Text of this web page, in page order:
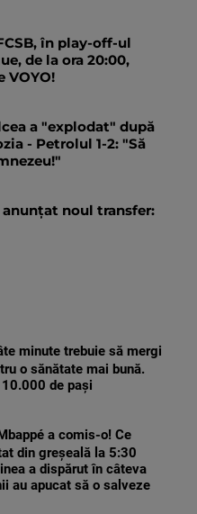
în play-off-ul
de la ora 20:00,
VOYO!
a "explodat" după
- Petrolul 1-2: "Să
noul transfer:
minute trebuie să mergi
o sănătate mai bună.
de pași
a comis-o! Ce
din greșeală la 5:30
a dispărut în câteva
au apucat să o salveze